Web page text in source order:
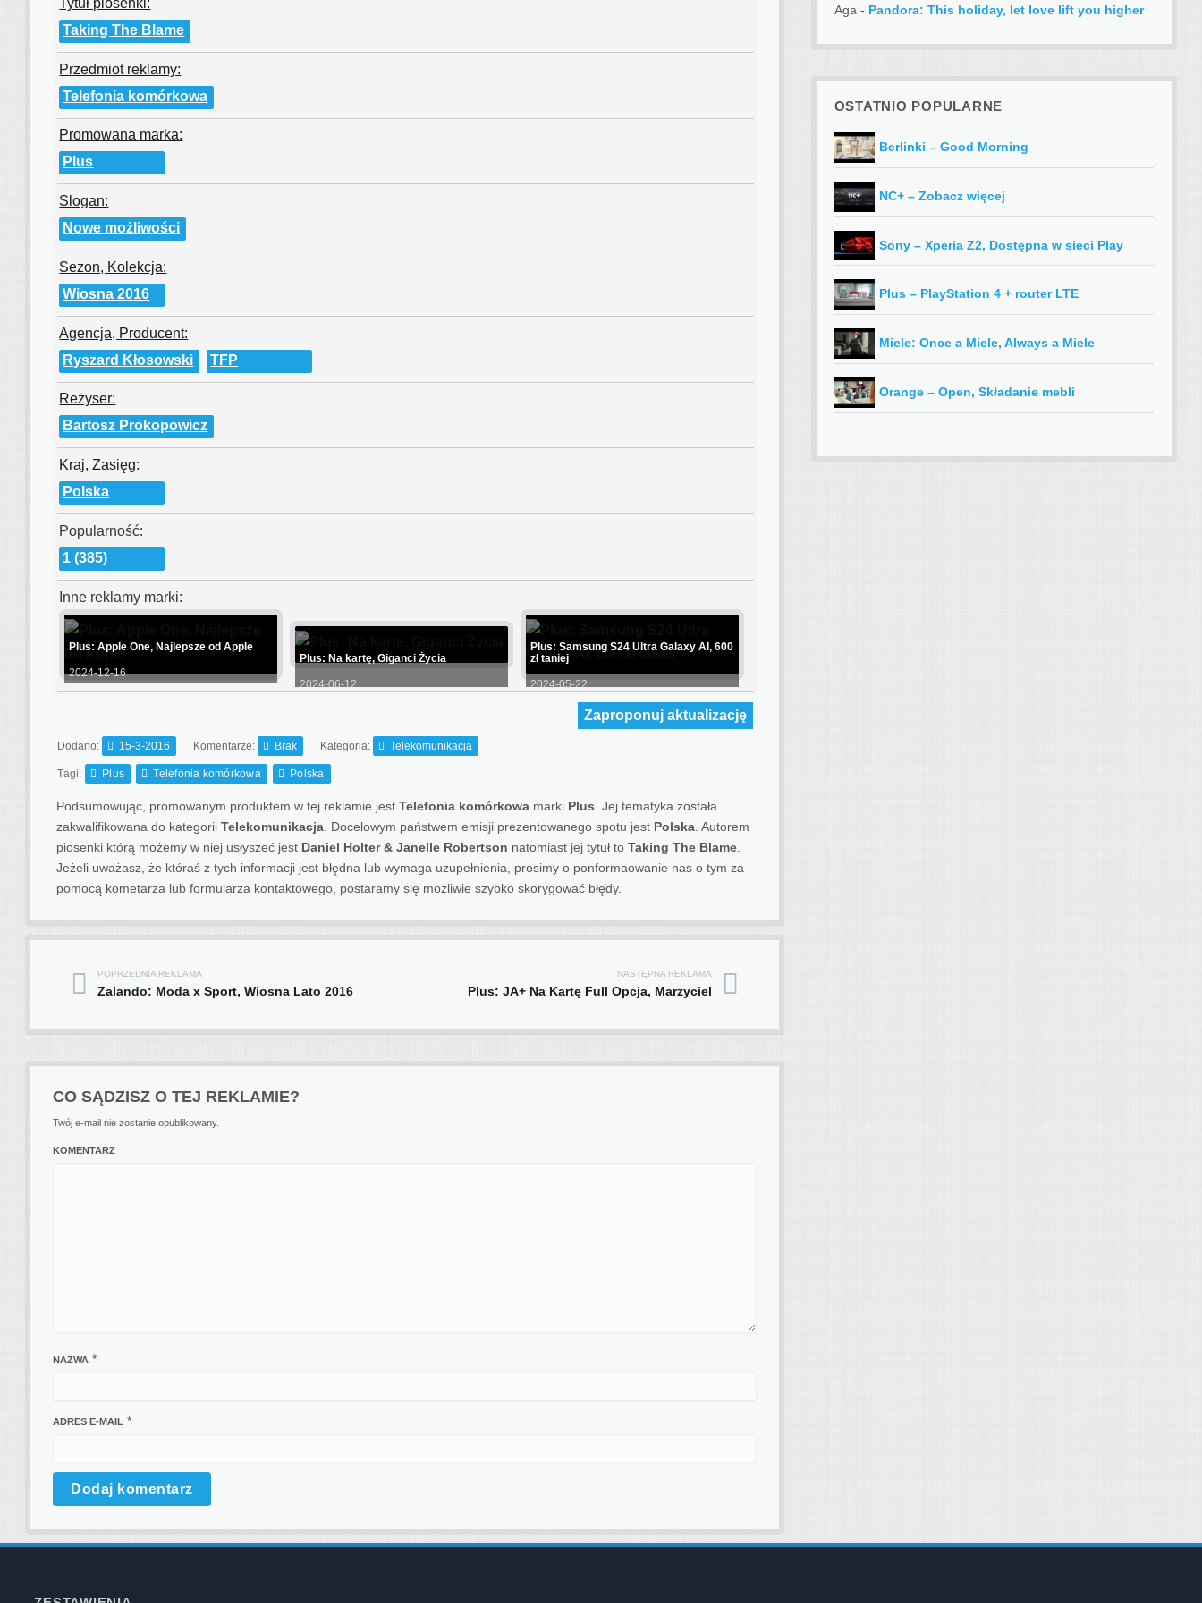
Taking The Blame
Przedmiot reklamy:
Telefonia komórkowa
Promowana marka:
Plus
Slogan:
Nowe możliwości
Sezon, Kolekcja:
Wiosna 2016
Agencja, Producent:
Ryszard Kłosowski
TFP
Reżyser:
Bartosz Prokopowicz
Kraj, Zasięg:
Polska
Popularność:
1 (385)
Inne reklamy marki:
Plus: Apple One, Najlepsze od Apple
2024-12-16
Plus: Na kartę, Giganci Życia
2024-06-12
Plus: Samsung S24 Ultra Galaxy AI, 600
zł taniej
2024-05-22
Zaproponuj aktualizację
Dodano: 15-3-2016 Komentarze: Brak Kategoria: Telekomunikacja
Tagi: Plus Telefonia komórkowa Polska
Podsumowując, promowanym produktem w tej reklamie jestTelefonia komórkowa marki Plus . Jej tematyka została
zakwalifikowana do kategoriiTelekomunikacja . Docelowym państwem emisji prezentowanego spotu jest Polska .Autorem
piosenki którą możemy w niej usłyszeć jest Daniel Holter & Janelle Robertson natomiast jej tytuł toTaking The Blame
Jeżeli uważasz, że któraś z tych informacji jest błędna lub wymaga uzupełnienia, prosimy o ponformaowanie nas o tym za
pomocą kometarza lub formularza kontaktowego, postaramy się możliwie szybko skorygować błędy.
Post navigation
POPRZEDNIA REKLAMA
Zalando: Moda x Sport, Wiosna Lato 2016
NASTĘPNA REKLAMA
Plus: JA+ Na Kartę Full Opcja, Marzyciel
CO SĄDZISZ O TEJ REKLAMIE?
Twój e-mail nie zostanie opublikowany.
KOMENTARZ
NAZWA *
ADRES E-MAIL *
Aga - Pandora: This holiday, let love lift you higher
OSTATNIO POPULARNE
Berlinki – Good Morning
NC+ – Zobacz więcej
Sony – Xperia Z2, Dostępna w sieci Play
Plus – PlayStation 4 + router LTE
Miele: Once a Miele, Always a Miele
Orange – Open, Składanie mebli